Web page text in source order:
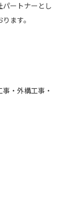
ートナーとし
ます。
・外構工事・